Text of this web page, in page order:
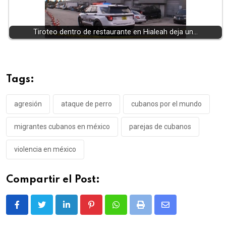
Tiroteo dentro de restaurante en Hialeah deja un…
Tags:
agresión ataque de perro cubanos por el mundo
migrantes cubanos en méxico parejas de cubanos
violencia en méxico
Compartir el Post:
LinkedIn PinterestWhatsappPrint
Share